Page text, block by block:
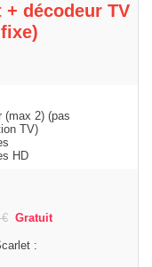
décodeur TV
(max 2) (pas
TV)
HD
€ Gratuit
: